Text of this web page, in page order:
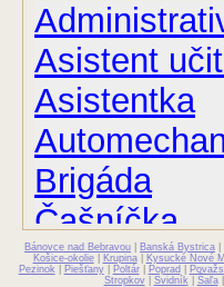
Asistent
Asistentka
Brigáda
Čašníčka
Čašník
Bánovce nad Bebravou Banská Bystrica
Košice-okolie| Krupina| Kysucké Nové
Pezinok
Piešťany| Poltár| Poprad
Stropkov| Svidník Šaľa|